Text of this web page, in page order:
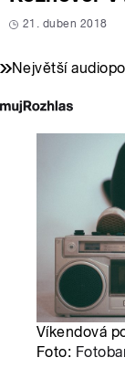
21. duben 2018
Největší
Víkendová
Foto: